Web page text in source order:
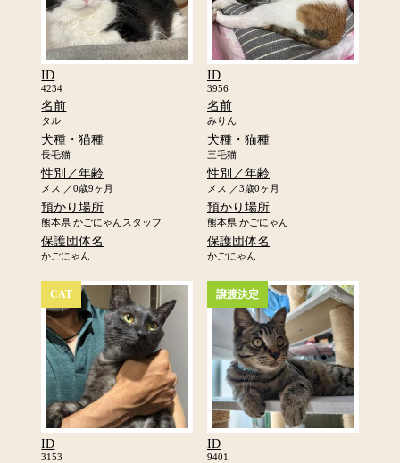
ID
4234
名前
タル
犬種・猫種
長毛猫
性別／年齢
メス ／0歳9ヶ月
預かり場所
熊本県 かごにゃんスタッフ
保護団体名
かごにゃん
ID
3956
名前
みりん
犬種・猫種
三毛猫
性別／年齢
メス ／3歳0ヶ月
預かり場所
熊本県 かごにゃん
保護団体名
かごにゃん
CAT
ID
3153
譲渡決定
ID
9401